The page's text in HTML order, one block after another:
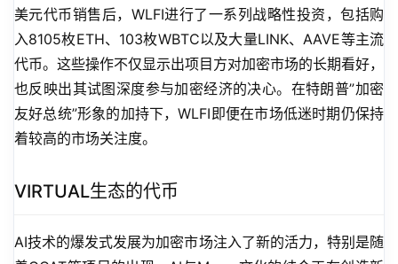
美元代币销售后，WLFI进行了一系列战略性投资，包括购
入8105枚ETH、103枚WBTC以及大量LINK、AAVE等主流
代币。这些操作不仅显示出项目方对加密市场的长期看好，
也反映出其试图深度参与加密经济的决心。在特朗普”加密
友好总统”形象的加持下，WLFI即便在市场低迷时期仍保持
着较高的市场关注度。
VIRTUAL生态的代币
AI技术的爆发式发展为加密市场注入了新的活力，特别是随